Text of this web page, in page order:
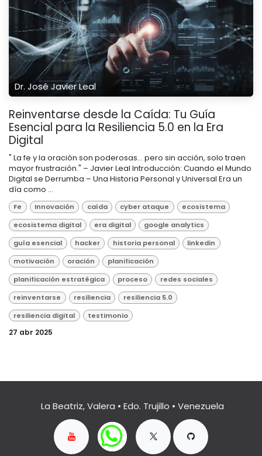
Dr. José Javier Leal
Reinventarse desde la Caída: Tu Guía
Esencial para la Resiliencia 5.0 en la Era
Digital
" La fe y la oración son poderosas… pero sin acción, solo traen
mayor frustración." – Javier Leal Introducción: Cuando el Mundo
Digital se Derrumba – Una Historia Personal y Universal Era un
día como ...
Fe Innovación caída cyber ataque
ecosistema
ecosistema digital
era digital
google analytics
guía esencial
hacker historia personal
linkedin
motivación
oración
planificación
planificación estratégica
proceso
redes sociales
reinventarse
resiliencia
resiliencia 5.0
resiliencia digital
testimonio
27 abr 2025
La Beatriz, Valera • Edo. Trujillo • Venezuela